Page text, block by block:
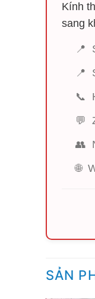
Kính
sang
📍
📍
📞
💬
👥
🌐
SẢN